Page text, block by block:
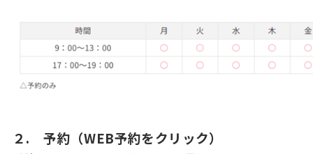
２. 予約（WEB予約をクリック）